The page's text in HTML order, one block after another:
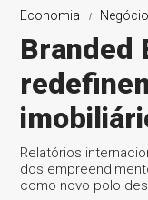
Economia
Branded
Relatórios
dos
como novo polo